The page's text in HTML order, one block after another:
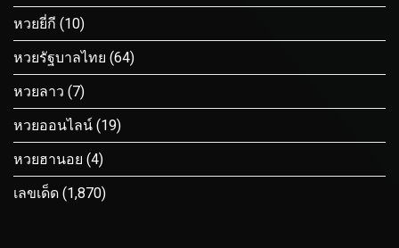
หวยยี่กี (10)
หวยรัฐบาลไทย (64)
หวยลาว (7)
หวยออนไลน์ (19)
หวยฮานอย (4)
เลขเด็ด (1,870)